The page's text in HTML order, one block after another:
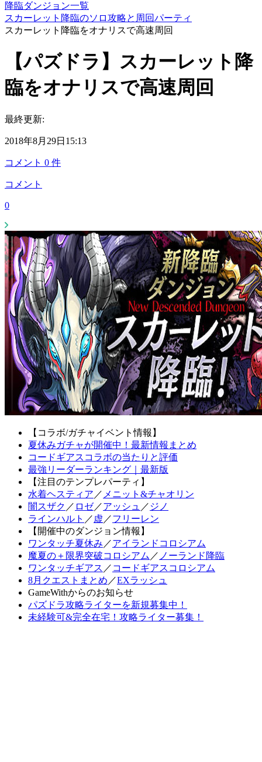
降臨ダンジョン一覧
スカーレット降臨のソロ攻略と周回パーティ
スカーレット降臨をオナリスで高速周回
【パズドラ】スカーレット降
臨をオナリスで高速周回
最終更新:
2018年8月29日15:13
コメント 0 件
コメント
0
【コラボ/ガチャイベント情報】
夏休みガチャが開催中！最新情報まとめ
コードギアスコラボの当たりと評価
最強リーダーランキング｜最新版
【注目のテンプレパーティ】
水着ヘスティア ／ メニット&チャオリン
闇スザク ／ ロゼ／アッシュ ／ ジノ
ラインハルト ／ 虚 ／フリーレン
【開催中のダンジョン情報】
ワンタッチ夏休み ／アイランドコロシアム
魔夏の＋限界突破コロシアム ／ ノーランド降臨
ワンタッチギアス ／ コードギアスコロシアム
8月クエストまとめ ／EXラッシュ
GameWithからのお知らせ
パズドラ攻略ライターを新規募集中！
未経験可&完全在宅！攻略ライター募集！